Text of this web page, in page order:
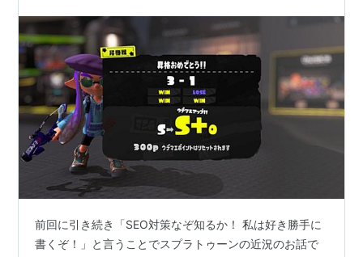
前回に引き続き「SEO対策なぞ知るか！ 私は好き勝手に
書くぞ！」と言うことでスプラトゥーンの近況のお話で